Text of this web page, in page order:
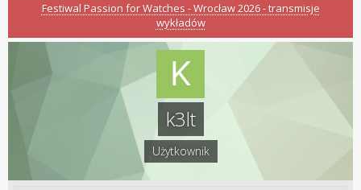
Festiwal Passion for Watches - Wrocław 2026 - transmisje
wykładów
k3lt
Użytkownik